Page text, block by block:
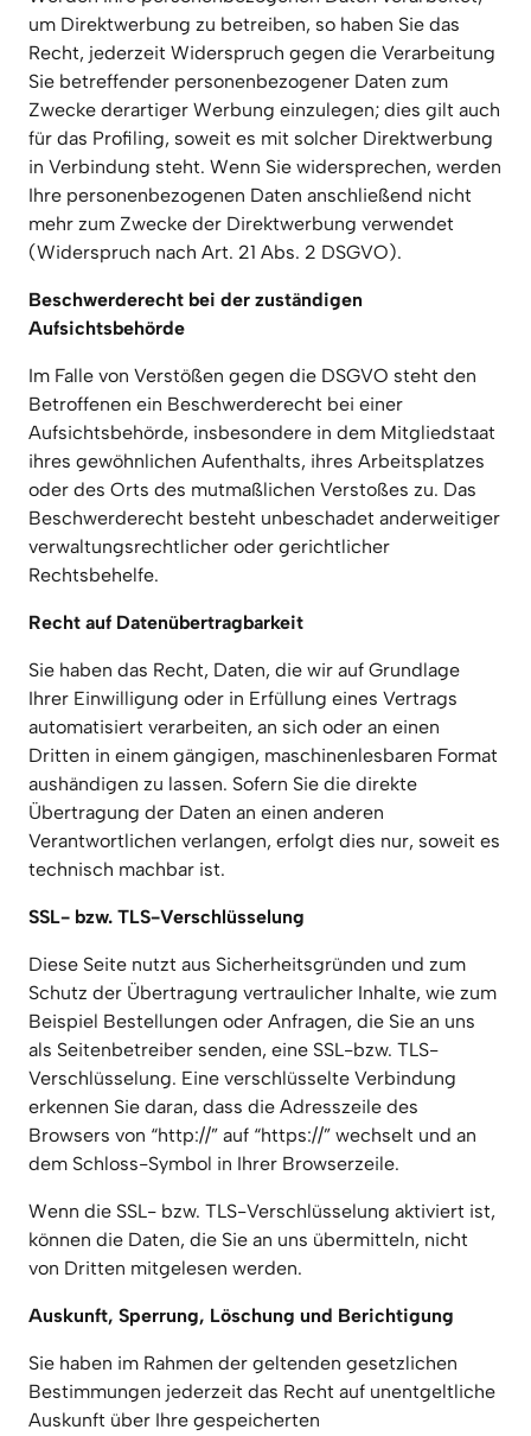
um Direktwerbung zu betreiben, so haben Sie das
Recht, jederzeit Widerspruch gegen die Verarbeitung
Sie betreffender personenbezogener Daten zum
Zwecke derartiger Werbung einzulegen; dies gilt auch
für das Profiling, soweit es mit solcher Direktwerbung
in Verbindung steht. Wenn Sie widersprechen, werden
Ihre personenbezogenen Daten anschließend nicht
mehr zum Zwecke der Direktwerbung verwendet
(Widerspruch nach Art. 21 Abs. 2 DSGVO).
Beschwerderecht bei der zuständigen
Aufsichtsbehörde
Im Falle von Verstößen gegen die DSGVO steht den
Betroffenen ein Beschwerderecht bei einer
Aufsichtsbehörde, insbesondere in dem Mitgliedstaat
ihres gewöhnlichen Aufenthalts, ihres Arbeitsplatzes
oder des Orts des mutmaßlichen Verstoßes zu. Das
Beschwerderecht besteht unbeschadet anderweitiger
verwaltungsrechtlicher oder gerichtlicher
Rechtsbehelfe.
Recht auf Datenübertragbarkeit
Sie haben das Recht, Daten, die wir auf Grundlage
Ihrer Einwilligung oder in Erfüllung eines Vertrags
automatisiert verarbeiten, an sich oder an einen
Dritten in einem gängigen, maschinenlesbaren Format
aushändigen zu lassen. Sofern Sie die direkte
Übertragung der Daten an einen anderen
Verantwortlichen verlangen, erfolgt dies nur, soweit es
technisch machbar ist.
SSL- bzw. TLS-Verschlüsselung
Diese Seite nutzt aus Sicherheitsgründen und zum
Schutz der Übertragung vertraulicher Inhalte, wie zum
Beispiel Bestellungen oder Anfragen, die Sie an uns
als Seitenbetreiber senden, eine SSL-bzw. TLS-
Verschlüsselung. Eine verschlüsselte Verbindung
erkennen Sie daran, dass die Adresszeile des
Browsers von “http://” auf “https://” wechselt und an
dem Schloss-Symbol in Ihrer Browserzeile.
Wenn die SSL- bzw. TLS-Verschlüsselung aktiviert ist,
können die Daten, die Sie an uns übermitteln, nicht
von Dritten mitgelesen werden.
Auskunft, Sperrung, Löschung und Berichtigung
Sie haben im Rahmen der geltenden gesetzlichen
Bestimmungen jederzeit das Recht auf unentgeltliche
Auskunft über Ihre gespeicherten